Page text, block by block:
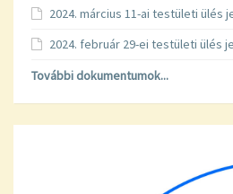
2024. március 11-ai testületi ülés
2024. február 29-ei testületi ülés
További dokumentumok...